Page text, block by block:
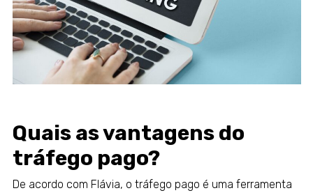
Quais as vantagens do
tráfego pago?
De acordo com Flávia, o tráfego pago é uma ferramenta